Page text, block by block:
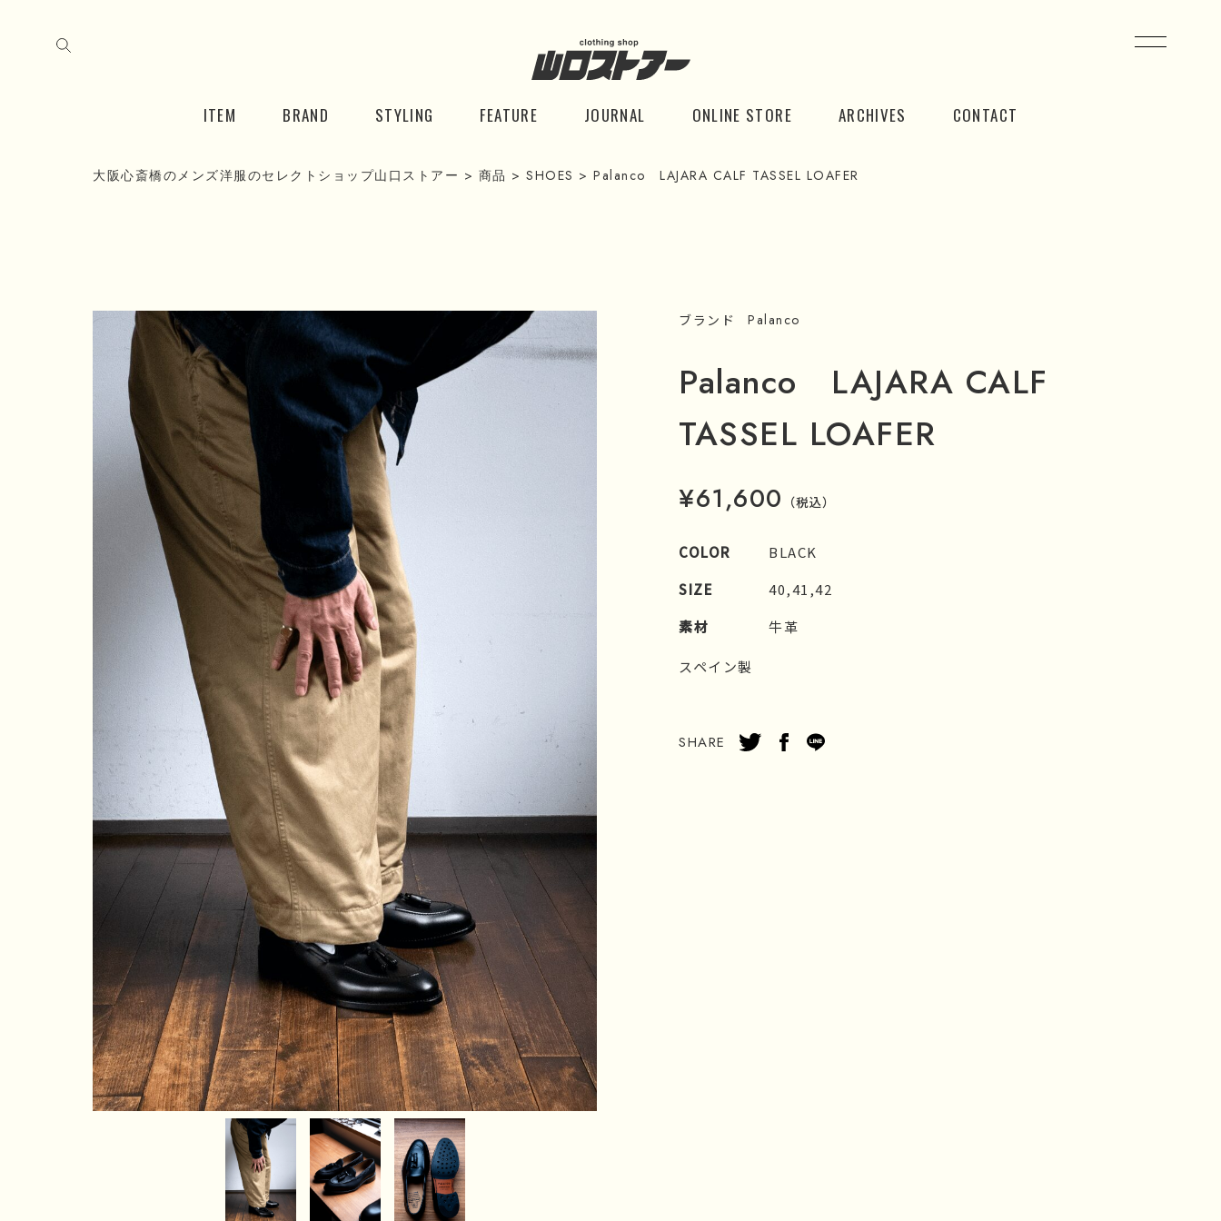
ITEM BRAND STYLING FEATURE JOURNAL ONLINE STORE ARCHIVES CONTACT
大阪心斎橋のメンズ洋服のセレクトショップ山口ストアー > 商品 > SHOES > Palanco LAJARA CALF TASSEL LOAFER
ブランド Palanco
Palanco LAJARA CALF
TASSEL LOAFER
¥61,600 （税込）
COLOR
BLACK
SIZE
40,41,42
素材
牛革
スペイン製
SHARE